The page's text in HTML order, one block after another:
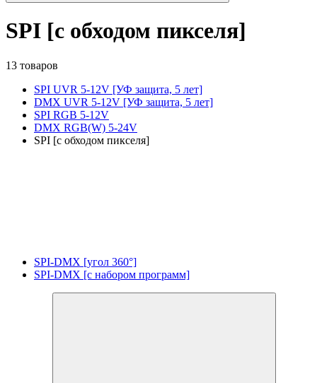
SPI [с обходом пикселя]
13 товаров
SPI UVR 5-12V [УФ защита, 5 лет]
DMX UVR 5-12V [УФ защита, 5 лет]
SPI RGB 5-12V
DMX RGB(W) 5-24V
SPI [с обходом пикселя]
SPI-DMX [угол 360°]
SPI-DMX [с набором программ]